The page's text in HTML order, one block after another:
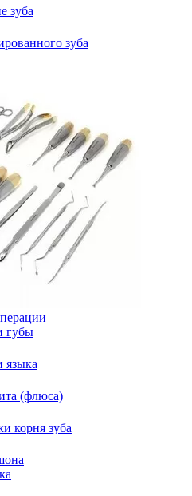
зуба
зуба
губы
языка
(флюса)
корня зуба